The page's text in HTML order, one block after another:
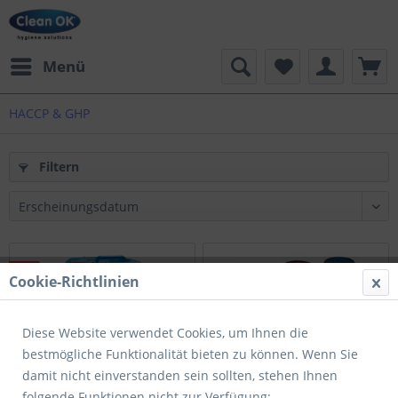
Menü
HACCP & GHP
Filtern
Cookie-Richtlinien
Diese Website verwendet Cookies, um Ihnen die
bestmögliche Funktionalität bieten zu können. Wenn Sie
damit nicht einverstanden sein sollten, stehen Ihnen